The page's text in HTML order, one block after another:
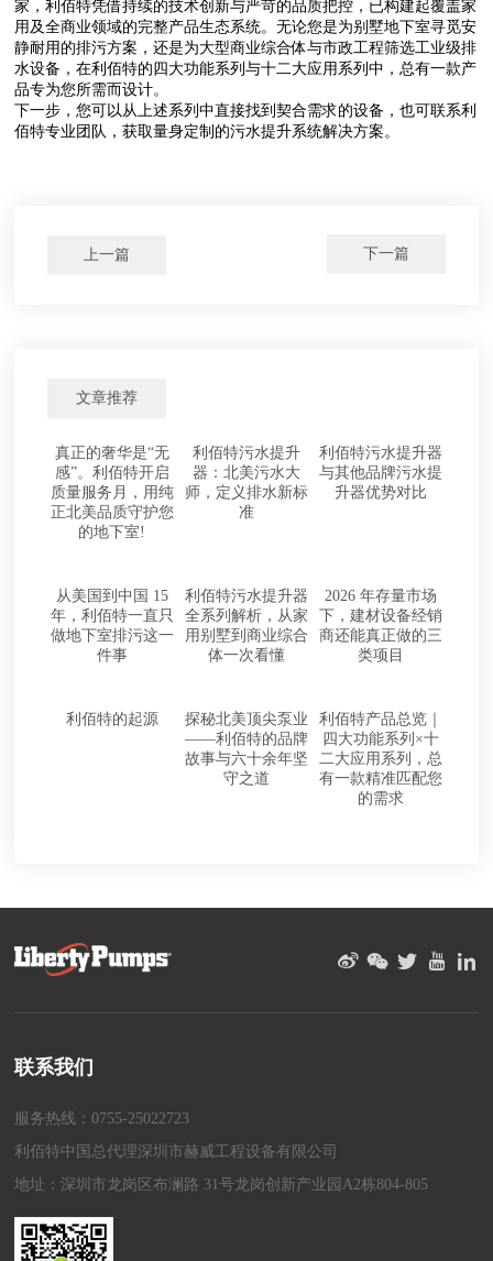
家，利佰特凭借持续的技术创新与严苛的品质把控，已构建起覆盖家
用及全商业领域的完整产品生态系统。无论您是为别墅地下室寻觅安
静耐用的排污方案，还是为大型商业综合体与市政工程筛选工业级排
水设备，在利佰特的四大功能系列与十二大应用系列中，总有一款产
品专为您所需而设计。
下一步，您可以从上述系列中直接找到契合需求的设备，也可联系利
佰特专业团队，获取量身定制的污水提升系统解决方案。
上一篇 下一篇
文章推荐
真正的奢华是“无
感”。利佰特开启
质量服务月，用纯
正北美品质守护您
的地下室!
利佰特污水提升
器：北美污水大
师，定义排水新标
准
利佰特污水提升器
与其他品牌污水提
升器优势对比
从美国到中国 15
年，利佰特一直只
做地下室排污这一
件事
利佰特污水提升器
全系列解析，从家
用别墅到商业综合
体一次看懂
2026 年存量市场
下，建材设备经销
商还能真正做的三
类项目
利佰特的起源
探秘北美顶尖泵业
——利佰特的品牌
故事与六十余年坚
守之道
利佰特产品总览｜
四大功能系列×十
二大应用系列，总
有一款精准匹配您
的需求
联系我们
服务热线：0755-25022723
利佰特中国总代理深圳市赫威工程设备有限公司
地址：深圳市龙岗区布澜路 31号龙岗创新产业园A2栋804-805